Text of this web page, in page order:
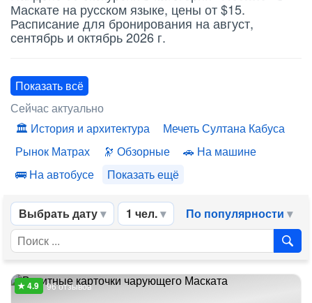
Маскате на русском языке, цены от $15.
Расписание для бронирования на август,
сентябрь и октябрь 2026 г.
Показать всё
Сейчас актуально
История и архитектура
Мечеть Султана Кабуса
Рынок Матрах
Обзорные
На машине
На автобусе
Показать ещё
Выбрать дату 1 чел. По популярности
96 отзывов